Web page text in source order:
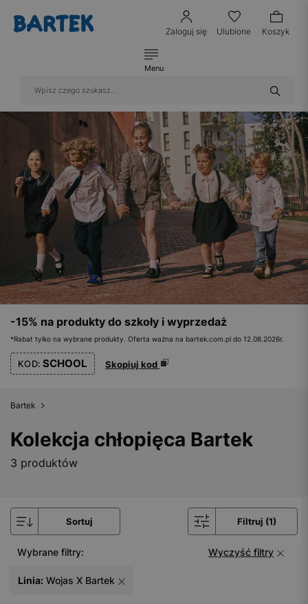
Zaloguj się Ulubione Koszyk
Menu
-15% na produkty do szkoły i wyprzedaż
*Rabat tylko na wybrane produkty. Oferta ważna na bartek.com.pl do 12.08.2026r.
KOD: SCHOOL Skopiuj kod
Bartek
Kolekcja chłopięca Bartek
3 produktów
Sortuj Filtruj (1)
Wybrane filtry: Wyczyść filtry
Linia: Wojas X Bartek